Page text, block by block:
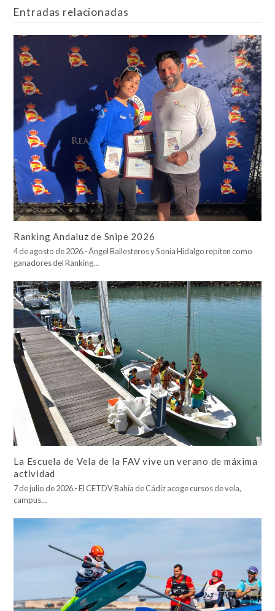
Entradas relacionadas
Ranking Andaluz de Snipe 2026
4 de agosto de 2026.- Ángel Ballesteros y Sonia Hidalgo repiten como
ganadores del Ranking…
La Escuela de Vela de la FAV vive un verano de máxima
actividad
7 de julio de 2026.- El CETDV Bahía de Cádiz acoge cursos de vela,
campus…